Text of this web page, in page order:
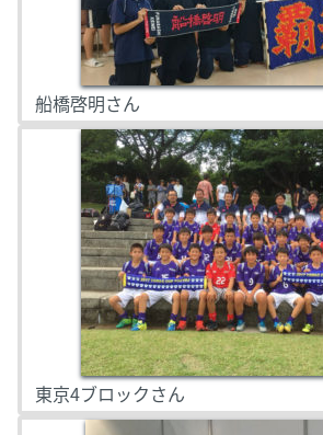
船橋啓明さん
東京4ブロックさん